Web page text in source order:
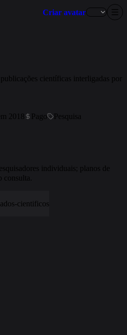
Criar avatar
científicas interligadas por
2018 Pago Pesquisa
individuais; planos de
consulta.
cientificos